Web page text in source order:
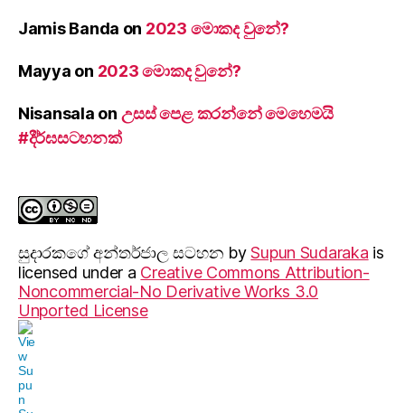
Jamis Banda on 2023 මොකද වුනේ?
Mayya on 2023 මොකද වුනේ?
Nisansala on උසස් පෙළ කරන්නේ මෙහෙමයි
#දීර්ඝසටහනක්
සුදාරක‍ගේ අන්තර්ජාල සටහන bySupun Sudaraka is
licensed under a Creative Commons Attribution-
Noncommercial-No Derivative Works 3.0
Unported License